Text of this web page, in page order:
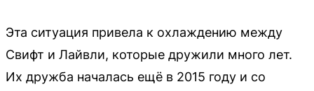
Эта ситуация привела к охлаждению между
Свифт и Лайвли, которые дружили много лет.
Их дружба началась ещё в 2015 году и со